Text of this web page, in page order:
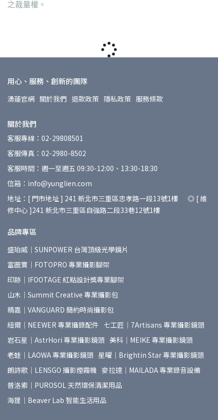
之裁量權。
用心、服務、創新的團隊
湧蓮官網 關於我們 退款政策 隱私政策 服務條款
關於我們
客服專線：02-29808501
客服傳真：02-2980-8502
客服時間：週一至週五 09:30-12:00、13:30-18:30
信箱：info@yunglien.com
地址：[ 門市地址 ] 241 新北市三重區忠孝路一段13號1樓 ◎ [ 維
修中心 ]241 新北市三重區自強路二段33巷12號1樓
品牌專區
盛珀威｜SUNPOWER 台灣頂級光學鏡片
富圖寶｜FOTOPRO 專業攝影腳架
印跡｜IFOOTAGE 紅點設計獎專業腳架
山木｜Summit Creative 專業攝影包
精嘉｜VANGUARD 簡約時尚攝影包
紐爾｜NEEWER 專業攝錄配件 七工匠｜7Artisans 專業攝影鏡頭
岩石星｜AstrHori 專業攝影鏡頭 美科｜MEIKE 專業攝影鏡頭
老蛙｜LAOWA 專業攝影鏡頭 星曜｜Brightin Star 專業攝影鏡頭
朗詩歌｜LENSGO 攝影煙霧機 麥拉達｜MAILADA 專業錄音設備
普洛索｜PUROSOL 天然環保清潔用品
海狸｜Beaver Lab 智能生活用品